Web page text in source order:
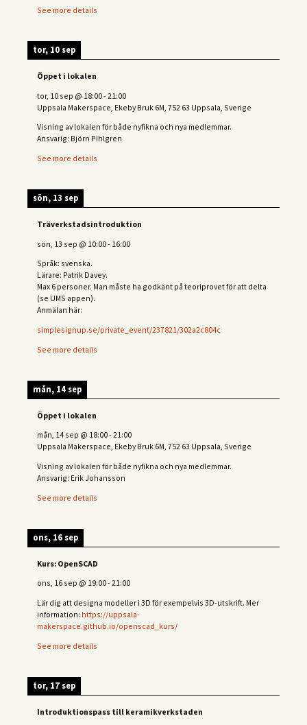
See more details
tor, 10 sep
Öppet i lokalen
tor, 10 sep @ 18:00-21:00
Uppsala Makerspace, Ekeby Bruk 6M, 752 63 Uppsala, Sverige
Visning av lokalen för både nyfikna och nya medlemmar.
Ansvarig: Björn Pihlgren
See more details
sön, 13 sep
Träverkstadsintroduktion
sön, 13 sep @ 10:00- 16:00
Språk: svenska.
Lärare: Patrik Davey.
Max 6 personer. Man måste ha godkänt på teoriprovet för att delta
(se UMS appen).
Anmälan här:
simplesignup.se/private_event/237821/302a2c804c
See more details
mån, 14 sep
Öppet i lokalen
mån, 14 sep @ 18:00-21:00
Uppsala Makerspace, Ekeby Bruk 6M, 752 63 Uppsala, Sverige
Visning av lokalen för både nyfikna och nya medlemmar.
Ansvarig: Erik Johansson
See more details
ons, 16 sep
Kurs: OpenSCAD
ons, 16 sep @ 19:00-21:00
Lär dig att designa modeller i 3D för exempelvis 3D-utskrift. Mer
information: https://uppsala-
makerspace.github.io/openscad_kurs/
See more details
tor, 17 sep
Introduktionspass till keramikverkstaden